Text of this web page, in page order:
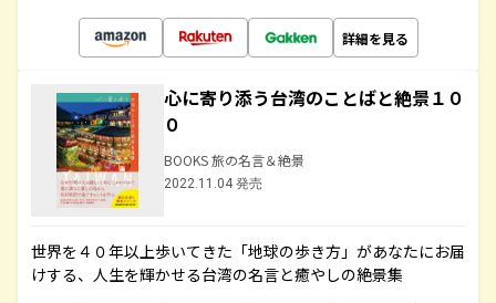
詳細を見る
心に寄り添う台湾のことばと絶景１０
０
BOOKS 旅の名言＆絶景
2022.11.04 発売
世界を４０年以上歩いてきた「地球の歩き方」があなたにお届
けする、人生を輝かせる台湾の名言と癒やしの絶景集